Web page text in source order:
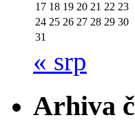
17 18 19 20 21 22 23
24 25 26 27 28 29 30
31
« srp
Arhiva